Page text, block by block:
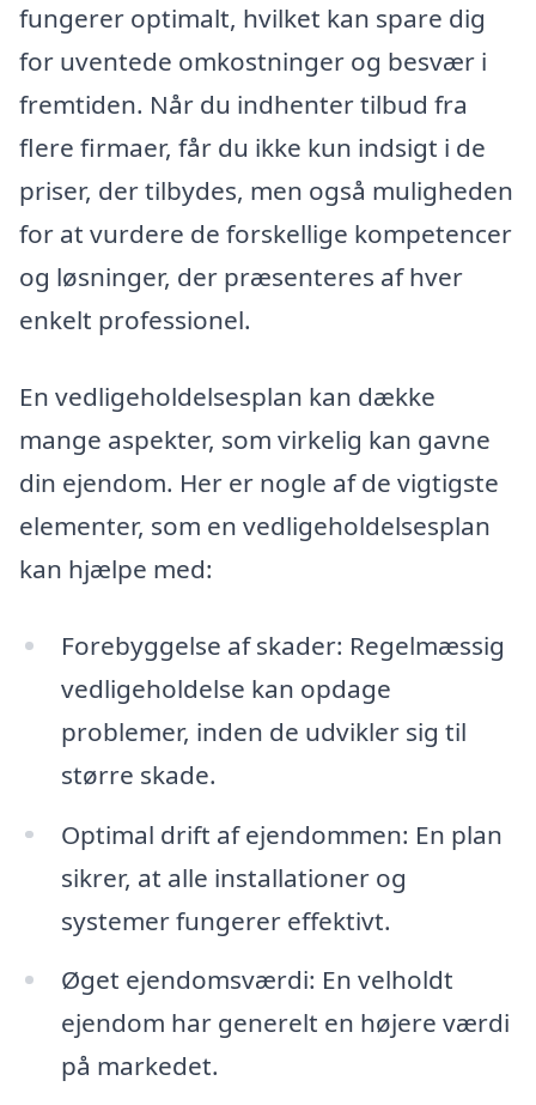
fungerer optimalt, hvilket kan spare dig
for uventede omkostninger og besvær i
fremtiden. Når du indhenter tilbud fra
flere firmaer, får du ikke kun indsigt i de
priser, der tilbydes, men også muligheden
for at vurdere de forskellige kompetencer
og løsninger, der præsenteres af hver
enkelt professionel.
En vedligeholdelsesplan kan dække
mange aspekter, som virkelig kan gavne
din ejendom. Her er nogle af de vigtigste
elementer, som en vedligeholdelsesplan
kan hjælpe med:
Forebyggelse af skader: Regelmæssig
vedligeholdelse kan opdage
problemer, inden de udvikler sig til
større skade.
Optimal drift af ejendommen: En plan
sikrer, at alle installationer og
systemer fungerer effektivt.
Øget ejendomsværdi: En velholdt
ejendom har generelt en højere værdi
på markedet.